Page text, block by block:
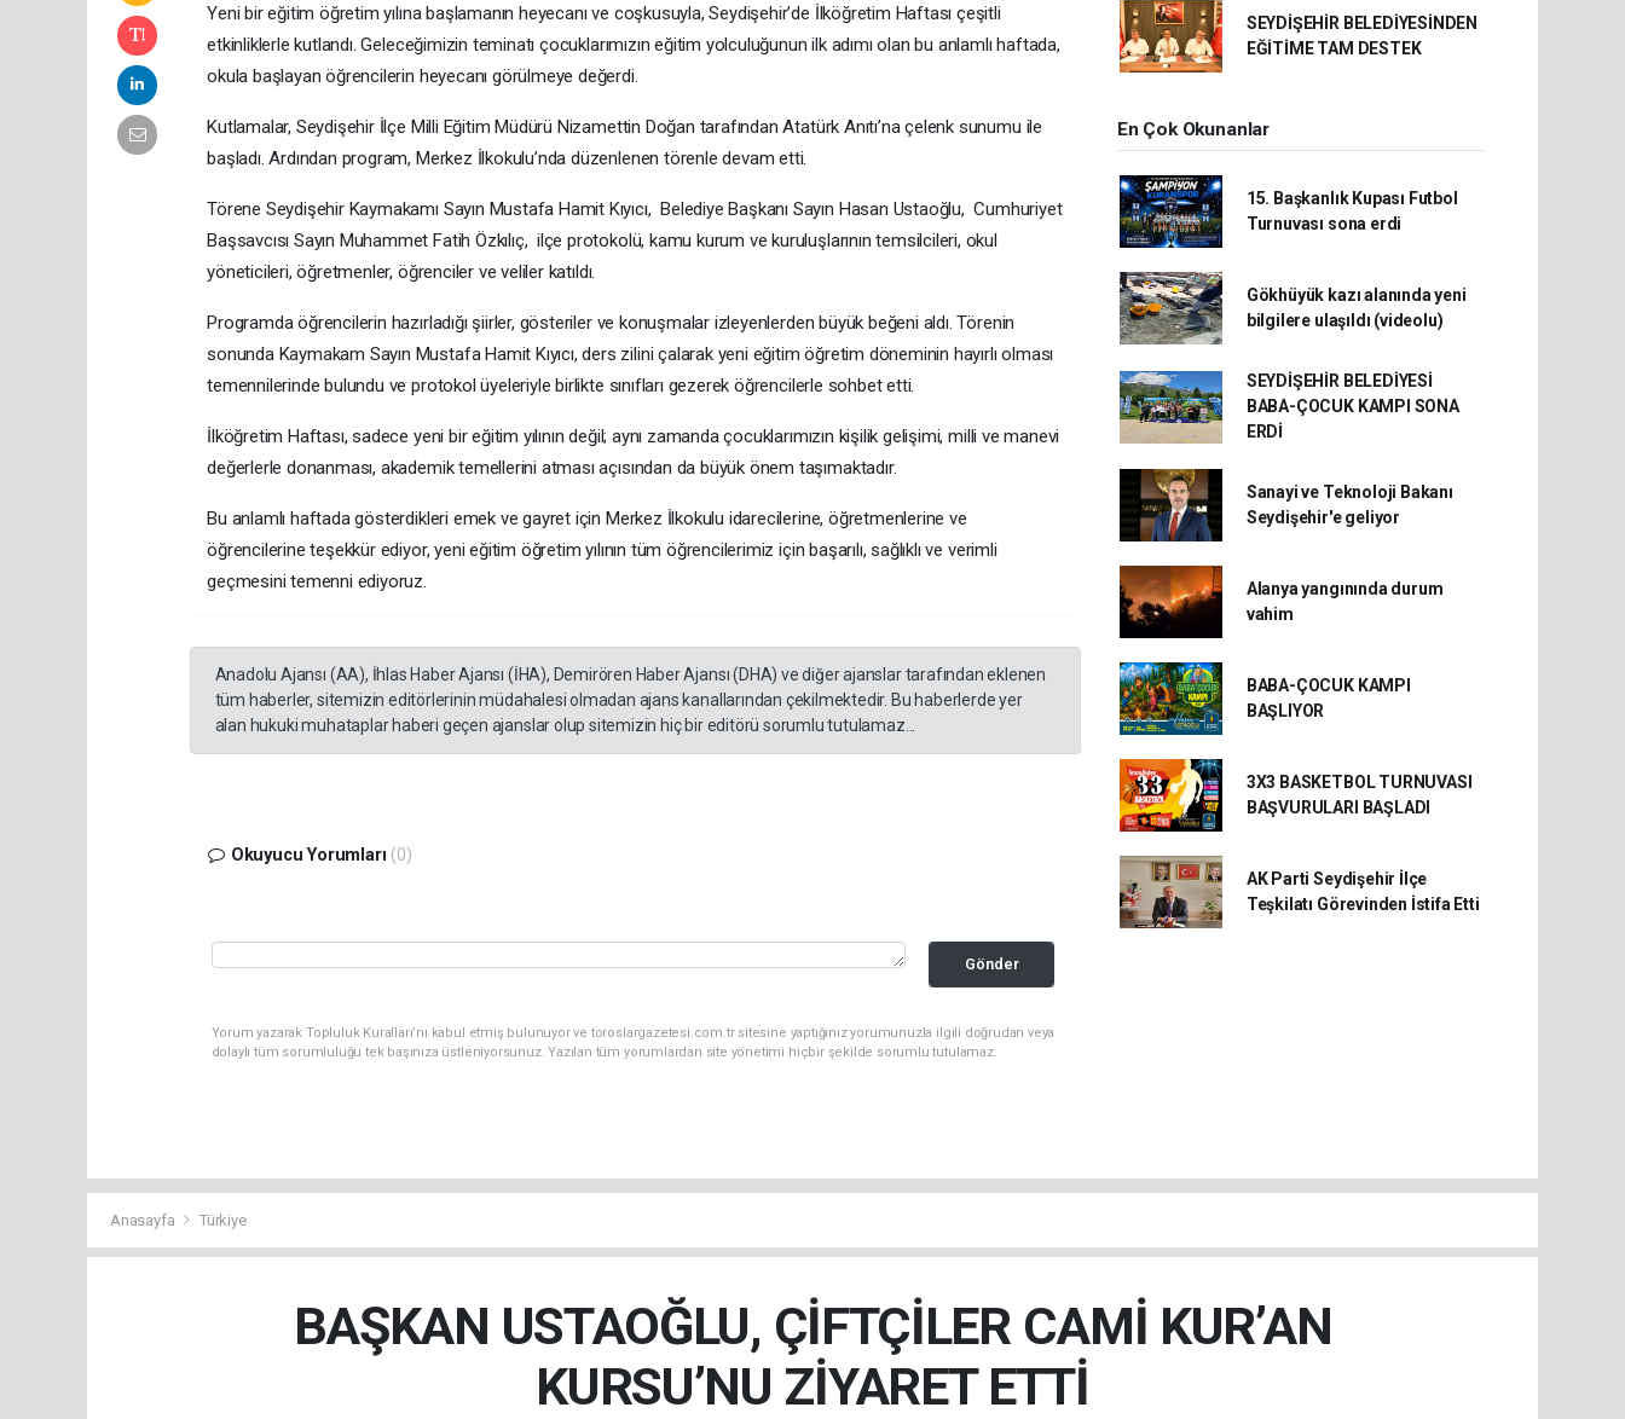
Yeni bir eğitim öğretim yılına başlamanın heyecanı ve coşkusuyla, Seydişehir’de İlköğretim Haftası çeşitli
etkinliklerle kutlandı. Geleceğimizin teminatı çocuklarımızın eğitim yolculuğunun ilk adımı olan bu anlamlı haftada,
okula başlayan öğrencilerin heyecanı görülmeye değerdi.
Kutlamalar, Seydişehir İlçe Milli Eğitim Müdürü Nizamettin Doğan tarafından Atatürk Anıtı’na çelenk sunumu ile
başladı. Ardından program, Merkez İlkokulu’nda düzenlenen törenle devam etti.
Törene Seydişehir Kaymakamı Sayın Mustafa Hamit Kıyıcı, Belediye Başkanı Sayın Hasan Ustaoğlu, Cumhuriyet
Başsavcısı Sayın Muhammet Fatih Özkılıç, ilçe protokolü, kamu kurum ve kuruluşlarının temsilcileri, okul
yöneticileri, öğretmenler, öğrenciler ve veliler katıldı.
Programda öğrencilerin hazırladığı şiirler, gösteriler ve konuşmalar izleyenlerden büyük beğeni aldı. Törenin
sonunda Kaymakam Sayın Mustafa Hamit Kıyıcı, ders zilini çalarak yeni eğitim öğretim döneminin hayırlı olması
temennilerinde bulundu ve protokol üyeleriyle birlikte sınıfları gezerek öğrencilerle sohbet etti.
İlköğretim Haftası, sadece yeni bir eğitim yılının değil; aynı zamanda çocuklarımızın kişilik gelişimi, milli ve manevi
değerlerle donanması, akademik temellerini atması açısından da büyük önem taşımaktadır.
Bu anlamlı haftada gösterdikleri emek ve gayret için Merkez İlkokulu idarecilerine, öğretmenlerine ve
öğrencilerine teşekkür ediyor, yeni eğitim öğretim yılının tüm öğrencilerimiz için başarılı, sağlıklı ve verimli
geçmesini temenni ediyoruz.
Anadolu Ajansı (AA), İhlas Haber Ajansı (İHA), Demirören Haber Ajansı (DHA) ve diğer ajanslar tarafından eklenen
tüm haberler, sitemizin editörlerinin müdahalesi olmadan ajans kanallarından çekilmektedir. Bu haberlerde yer
alan hukuki muhataplar haberi geçen ajanslar olup sitemizin hiç bir editörü sorumlu tutulamaz...
Okuyucu Yorumları (0)
Gönder
Yorum yazarak Topluluk Kuralları’nı kabul etmiş bulunuyor ve toroslargazetesi.com.tr sitesine yaptığınız yorumunuzla ilgili doğrudan veya
dolaylı tüm sorumluluğu tek başınıza üstleniyorsunuz. Yazılan tüm yorumlardan site yönetimi hiçbir şekilde sorumlu tutulamaz.
SEYDİŞEHİR BELEDİYESİNDEN
EĞİTİME TAM DESTEK
En Çok Okunanlar
15. Başkanlık Kupası Futbol
Turnuvası sona erdi
Gökhüyük kazı alanında yeni
bilgilere ulaşıldı (videolu)
SEYDİŞEHİR BELEDİYESİ
BABA-ÇOCUK KAMPI SONA
ERDİ
Sanayi ve Teknoloji Bakanı
Seydişehir'e geliyor
Alanya yangınında durum
vahim
BABA-ÇOCUK KAMPI
BAŞLIYOR
3X3 BASKETBOL TURNUVASI
BAŞVURULARI BAŞLADI
AK Parti Seydişehir İlçe
Teşkilatı Görevinden İstifa Etti
Anasayfa Türkiye
BAŞKAN USTAOĞLU, ÇİFTÇİLER CAMİ KUR’AN
KURSU’NU ZİYARET ETTİ